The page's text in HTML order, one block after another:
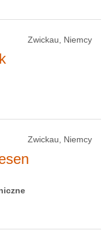
Zwickau, Niemcy
Zwickau, Niemcy